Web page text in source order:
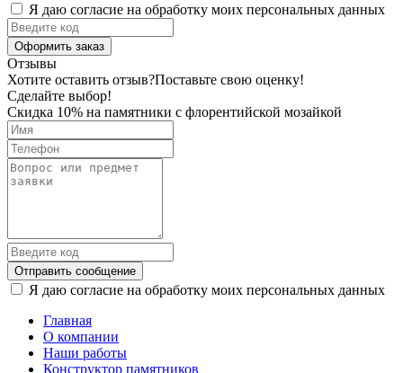
Я даю согласие на обработку моих персональных данных
Оформить заказ
Отзывы
Хотите оставить отзыв?Поставьте свою оценку!
Сделайте выбор!
Скидка 10% на памятники с флорентийской мозайкой
Отправить сообщение
Я даю согласие на обработку моих персональных данных
Главная
О компании
Наши работы
Конструктор памятников